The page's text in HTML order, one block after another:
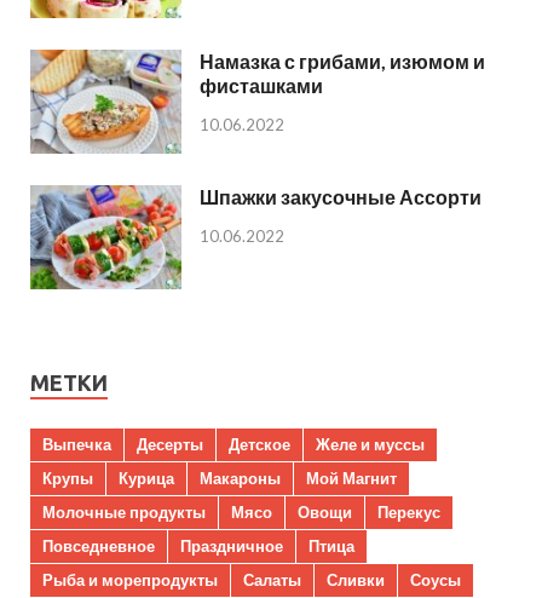
Намазка с грибами, изюмом и
фисташками
10.06.2022
Шпажки закусочные Ассорти
10.06.2022
МЕТКИ
Выпечка Десерты Детское
Желе и муссы
Крупы
Курица Макароны
Мой Магнит
Молочные продукты
Мясо Овощи
Перекус
Повседневное
Праздничное
Птица
Рыба и морепродукты
Салаты Сливки
Соусы